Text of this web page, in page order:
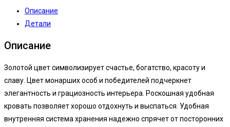
Описание
Детали
Описание
Золотой цвет символизирует счастье, богатство, красоту и
славу. Цвет монарших особ и победителей подчеркнет
элегантность и грациозность интерьера. Роскошная удобная
кровать позволяет хорошо отдохнуть и выспаться. Удобная
внутренняя система хранения надежно спрячет от посторонних